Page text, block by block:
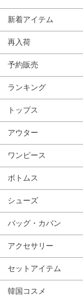
新着アイテム
再入荷
予約販売
ランキング
トップス
アウター
ワンピース
ボトムス
シューズ
バッグ・カバン
アクセサリー
セットアイテム
韓国コスメ